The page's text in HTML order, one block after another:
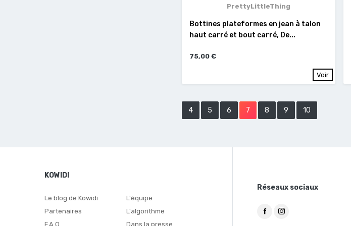
PrettyLittleThing
Bottines plateformes en jean à talon
haut carré et bout carré, De...
75,00 €
Voir
4 5 6 7 8 9 10
KOWIDI
Le blog de Kowidi
Partenaires
F.A.Q
L'équipe
L'algorithme
Dans la presse
Réseaux sociaux